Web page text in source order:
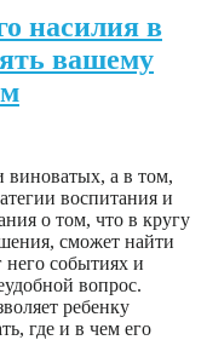
насилия в
вашему
виноватых, а в том,
воспитания и
о том, что в кругу
сможет найти
событиях и
вопрос.
ребенку
где и в чем его